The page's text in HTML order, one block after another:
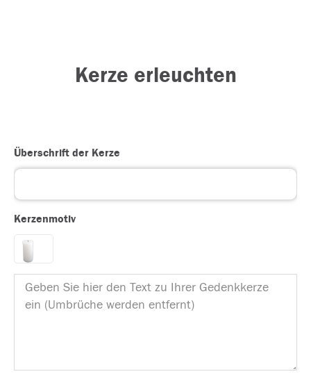
Kerze erleuchten
Überschrift der Kerze
Kerzenmotiv